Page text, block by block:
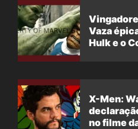
Vaza
Hulk e o
X-Men:
no filme